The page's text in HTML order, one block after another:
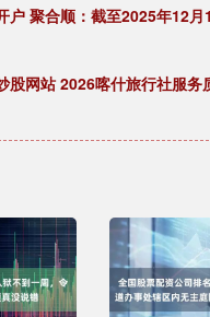
户 聚合顺：截至2025年12月
股网站 2026喀什旅行社服务